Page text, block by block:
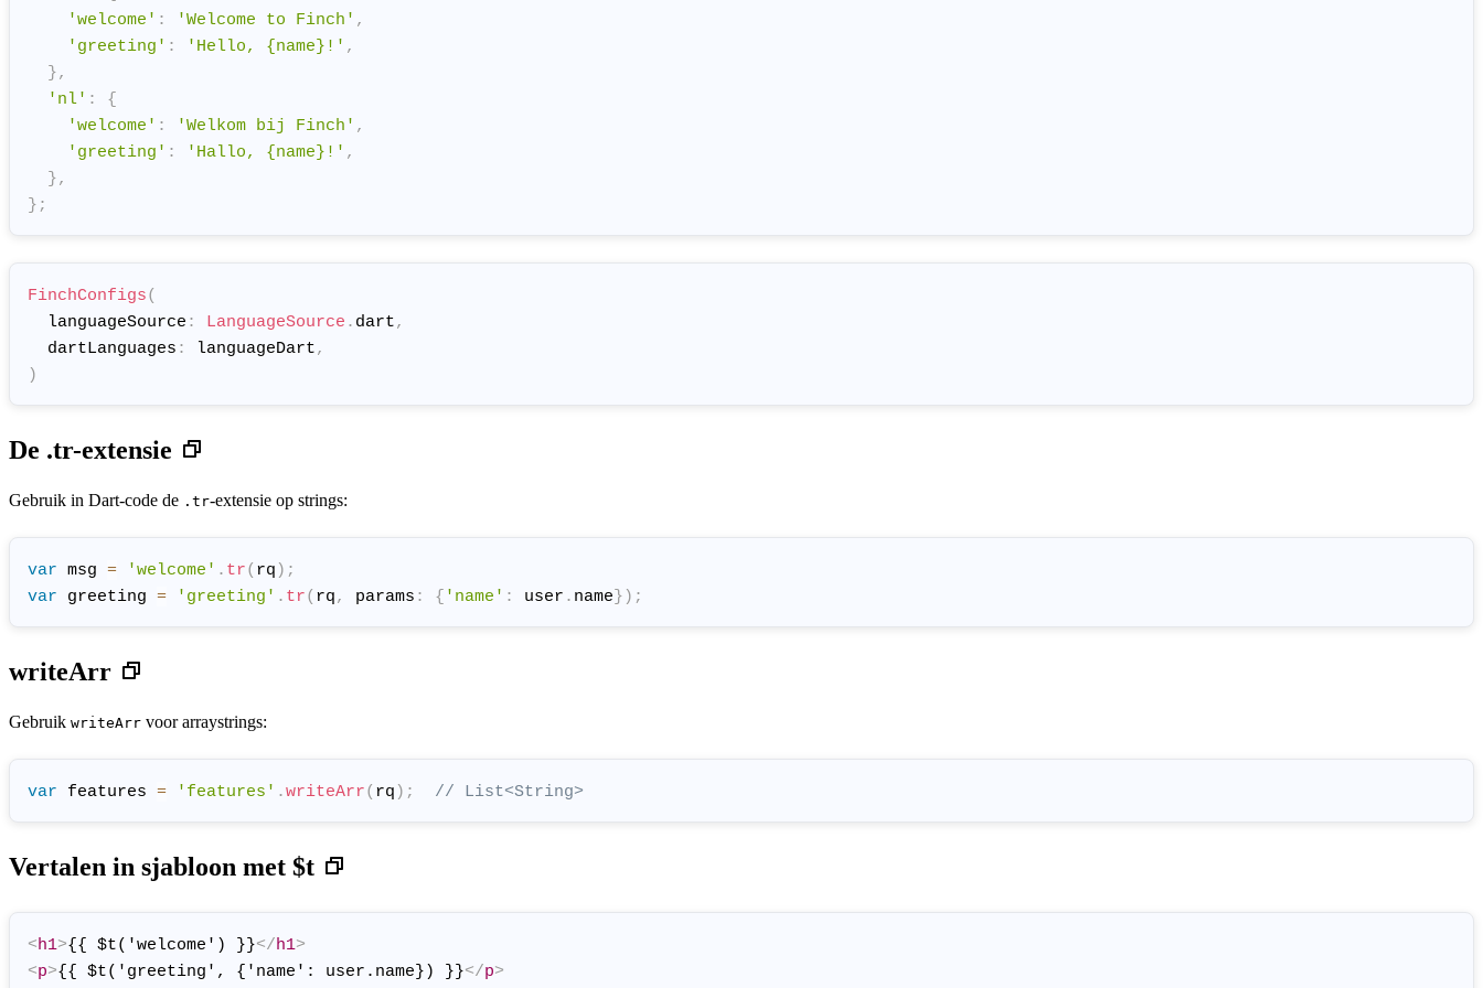
'welcome' : 'Welcome to Finch' ,
'greeting' : 'Hello, {name}!' ,
},
'nl' :
{
'welcome' : 'Welkom bij Finch' ,
'greeting' : 'Hallo, {name}!' ,
},
} ;
FinchConfigs(
  languageSource
: LanguageSource . dart,
  dartLanguages
: languageDart,
)
De .tr-extensie
Gebruik in Dart-code de .tr-extensie op strings:
var msg = 'welcome' . tr( rq ) ;
var greeting = 'greeting' . tr( rq, params : { 'name' : user . name } ) ;
writeArr
Gebruik writeArr voor arraystrings:
var features = 'features' .writeArr( rq ) ; // List<String>
Vertalen in sjabloon met $t
<h1>{{ $t('welcome') }}</h1>
<p>{{ $t('greeting', {'name': user.name}) }}</p>